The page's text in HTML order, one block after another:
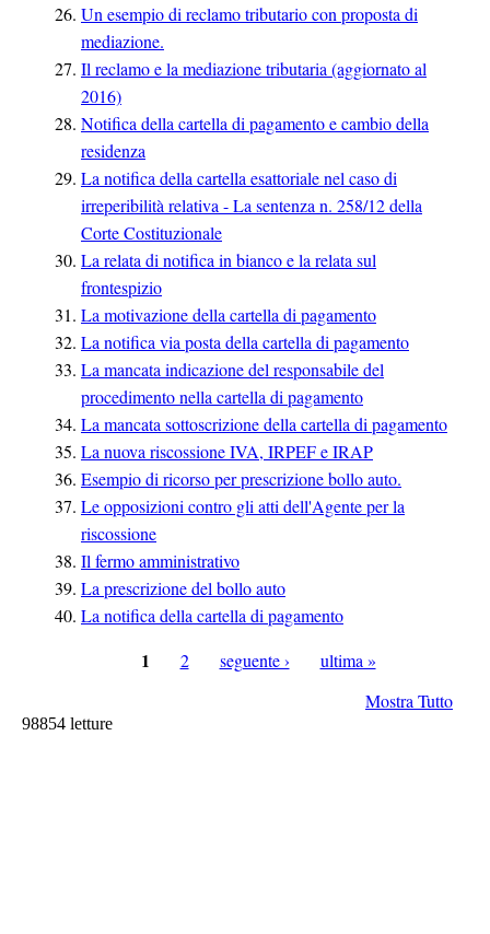
Un esempio di reclamo tributario con proposta di
mediazione.
Il reclamo e la mediazione tributaria (aggiornato al
2016)
Notifica della cartella di pagamento e cambio della
residenza
La notifica della cartella esattoriale nel caso di
irreperibilità relativa - La sentenza n. 258/12 della
Corte Costituzionale
La relata di notifica in bianco e la relata sul
frontespizio
La motivazione della cartella di pagamento
La notifica via posta della cartella di pagamento
La mancata indicazione del responsabile del
procedimento nella cartella di pagamento
La mancata sottoscrizione della cartella di pagamento
La nuova riscossione IVA, IRPEF e IRAP
Esempio di ricorso per prescrizione bollo auto.
Le opposizioni contro gli atti dell'Agente per la
riscossione
Il fermo amministrativo
La prescrizione del bollo auto
La notifica della cartella di pagamento
1 2 seguente ›
ultima »
Mostra Tutto
98854 letture